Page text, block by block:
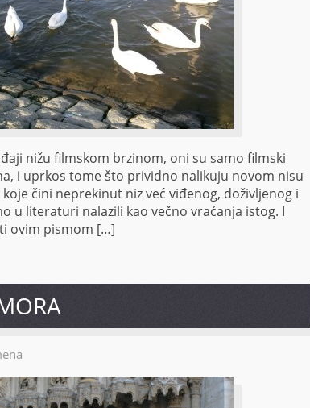
nižu filmskom brzinom, oni su samo filmski
i uprkos tome što prividno nalikuju novom nisu
čini neprekinut niz već viđenog, doživljenog i
u literaturi nalazili kao večno vraćanja istog. I
ovim pismom […]